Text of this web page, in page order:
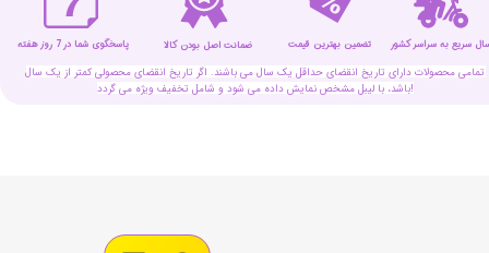
تمامی محصولات دارای تاریخ انقضای حداقل یک سال می باشند. اگر تاریخ انقضای محصولی کمتر از یک سال
باشد، با لیبل مشخص نمایش داده می شود و شامل تخفیف ویژه می گردد!
ضمانت اصل بودن کالا تضمین بهترین قیمت پاسخگوی شما در 7 روز هفته سریع به سراسر کشور